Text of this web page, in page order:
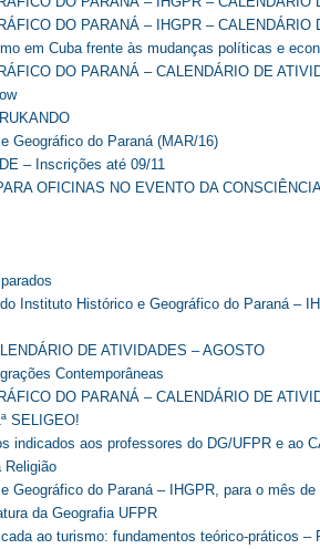
DO PARANÁ – IHGPR – CALENDÁRIO
em Cuba frente às mudanças políticas e
DO PARANÁ – CALENDÁRIO DE
Geográfico do Paraná (MAR/16)
– Inscrições até 09/11
OFICINAS NO EVENTO DA
Instituto Histórico e Geográfico do Paraná –
DE ATIVIDADES – AGOSTO
Contemporâneas
DO PARANÁ – CALENDÁRIO DE
SELIGEO!
indicados aos professores do DG/UFPR e ao
Religião
Geográfico do Paraná – IHGPR, para o mês de
da Geografia UFPR
ao turismo: fundamentos teórico-práticos –